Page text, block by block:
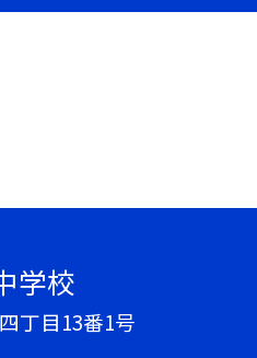
学校
丁目13番1号